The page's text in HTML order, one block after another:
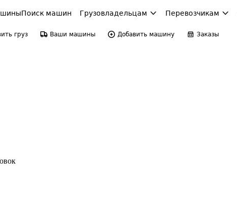
Поиск машин Грузовладельцам Перевозчикам
груз Ваши машины Добавить машину Заказы